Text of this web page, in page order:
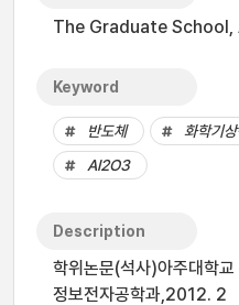
The Graduate
Keyword
반도체 화학기
Al2O3
Description
학위논문(석사)아주대학교
정보전자공학과,2012. 2